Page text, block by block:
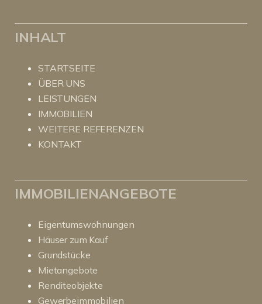
INHALT
STARTSEITE
ÜBER UNS
LEISTUNGEN
IMMOBILIEN
WEITERE REFERENZEN
KONTAKT
IMMOBILIENANGEBOTE
Eigentumswohnungen
Häuser zum Kauf
Grundstücke
Mietangebote
Renditeobjekte
Gewerbeimmobilien